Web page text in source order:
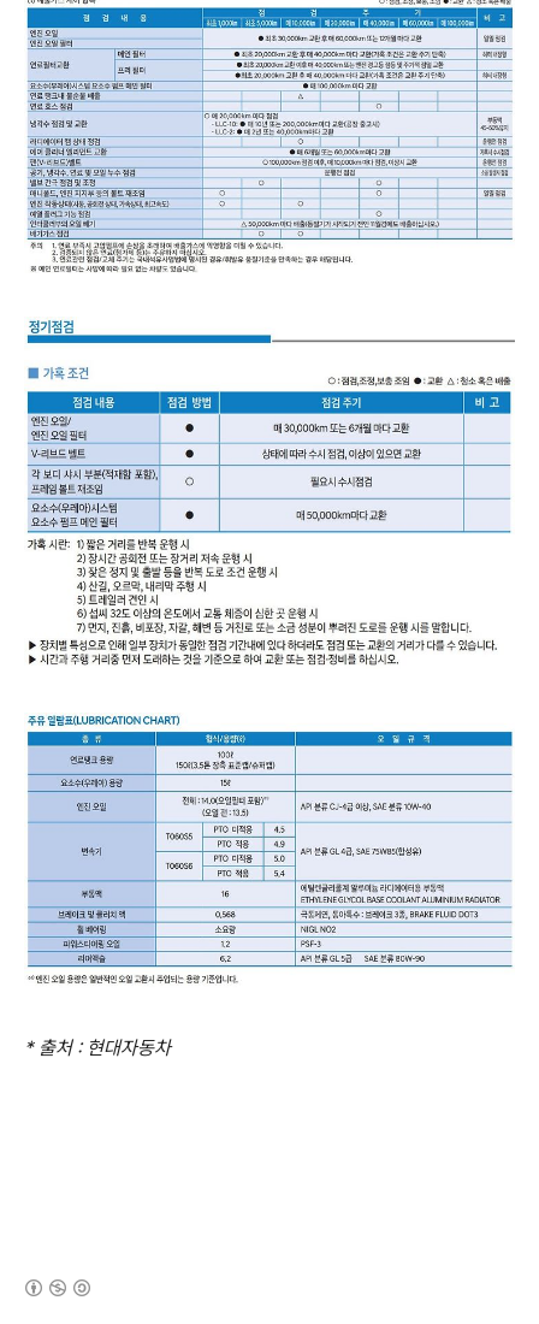
* 출처 : 현대자동차